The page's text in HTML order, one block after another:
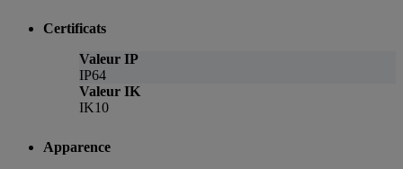
Certificats
Valeur IP
IP64
Valeur IK
IK10
Apparence